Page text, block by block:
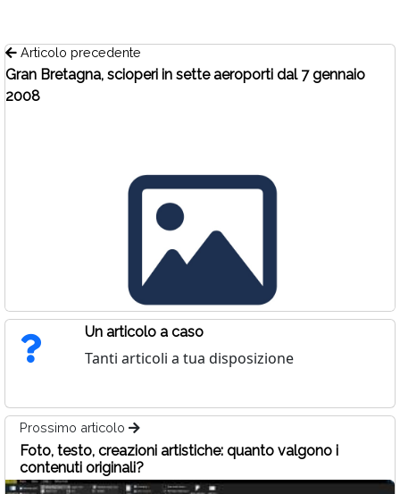
Articolo precedente
Gran Bretagna, scioperi in sette aeroporti dal 7 gennaio
2008
Un articolo a caso
Tanti articoli a tua disposizione
Prossimo articolo
Foto, testo, creazioni artistiche: quanto valgono i
contenuti originali?